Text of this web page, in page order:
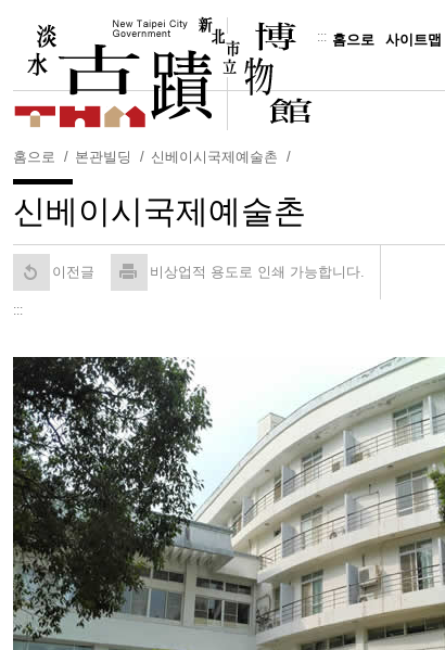
::: 홈으로 사이트맵
홈으로 본관빌딩 신베이시국제예술촌
신베이시국제예술촌
이전글 비상업적 용도로 인쇄 가능합니다.
:::